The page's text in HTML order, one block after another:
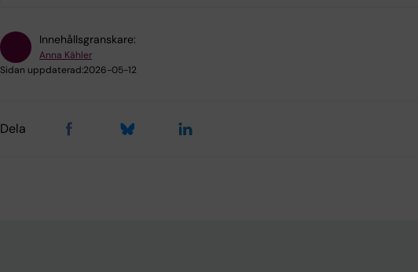
Innehållsgranskare:
Anna Kähler
Sidan uppdaterad:2026-05-12
Dela